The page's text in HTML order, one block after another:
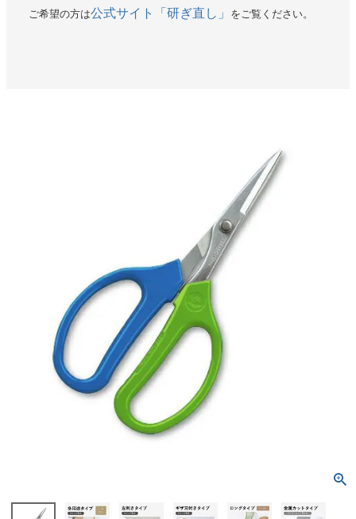
ご希望の方は公式サイト「研ぎ直し」 をご覧ください。